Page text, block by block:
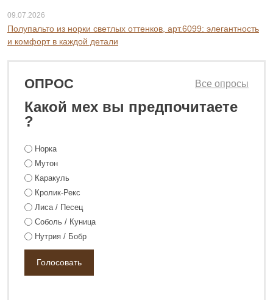
09.07.2026
Полупальто из норки светлых оттенков, арт.6099: элегантность
и комфорт в каждой детали
ОПРОС
Какой мех вы предпочитаете
?
Все опросы
Норка
Мутон
Каракуль
Кролик-Рекс
Лиса / Песец
Соболь / Куница
Нутрия / Бобр